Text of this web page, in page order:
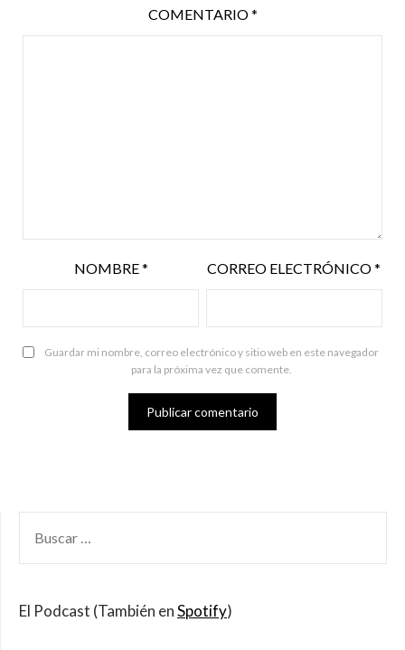
COMENTARIO*
NOMBRE* CORREO ELECTRÓNICO*
Guardar mi nombre, correo electrónico y sitio web en este navegador
para la próxima vez que comente.
POR:
El Podcast (También enSpotify)